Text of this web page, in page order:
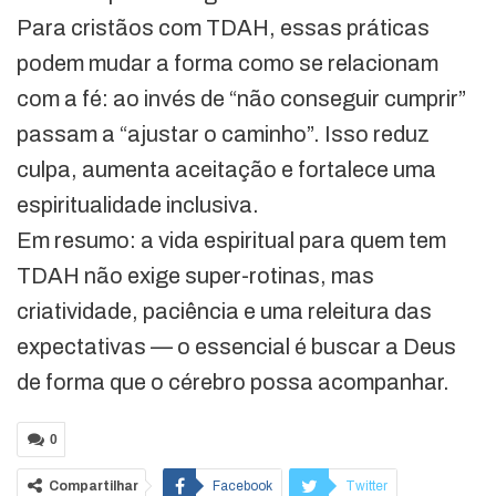
Para cristãos com TDAH, essas práticas
podem mudar a forma como se relacionam
com a fé: ao invés de “não conseguir cumprir”
passam a “ajustar o caminho”. Isso reduz
culpa, aumenta aceitação e fortalece uma
espiritualidade inclusiva.
Em resumo: a vida espiritual para quem tem
TDAH não exige super-rotinas, mas
criatividade, paciência e uma releitura das
expectativas — o essencial é buscar a Deus
de forma que o cérebro possa acompanhar.
0
Compartilhar Facebook Twitter